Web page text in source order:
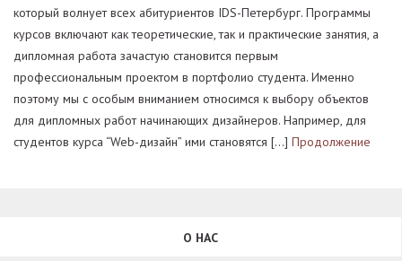
который волнует всех абитуриентов IDS-Петербург. Программы
курсов включают как теоретические, так и практические занятия, а
дипломная работа зачастую становится первым
профессиональным проектом в портфолио студента. Именно
поэтому мы с особым вниманием относимся к выбору объектов
для дипломных работ начинающих дизайнеров. Например, для
студентов курса “Web-дизайн” ими становятся […] Продолжение
О НАС